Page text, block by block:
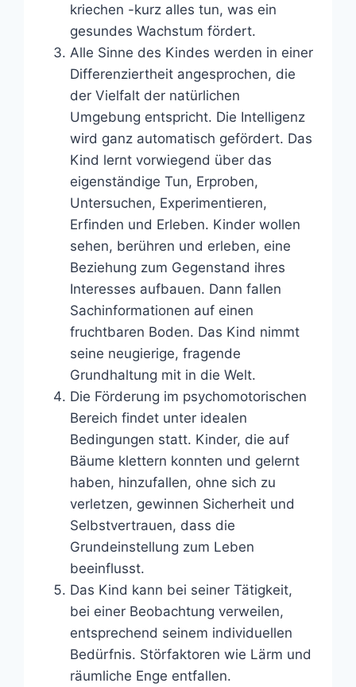
kriechen -kurz alles tun, was ein
gesundes Wachstum fördert.
Alle Sinne des Kindes werden in einer
Differenziertheit angesprochen, die
der Vielfalt der natürlichen
Umgebung entspricht. Die Intelligenz
wird ganz automatisch gefördert. Das
Kind lernt vorwiegend über das
eigenständige Tun, Erproben,
Untersuchen, Experimentieren,
Erfinden und Erleben. Kinder wollen
sehen, berühren und erleben, eine
Beziehung zum Gegenstand ihres
Interesses aufbauen. Dann fallen
Sachinformationen auf einen
fruchtbaren Boden. Das Kind nimmt
seine neugierige, fragende
Grundhaltung mit in die Welt.
Die Förderung im psychomotorischen
Bereich findet unter idealen
Bedingungen statt. Kinder, die auf
Bäume klettern konnten und gelernt
haben, hinzufallen, ohne sich zu
verletzen, gewinnen Sicherheit und
Selbstvertrauen, dass die
Grundeinstellung zum Leben
beeinflusst.
Das Kind kann bei seiner Tätigkeit,
bei einer Beobachtung verweilen,
entsprechend seinem individuellen
Bedürfnis. Störfaktoren wie Lärm und
räumliche Enge entfallen.